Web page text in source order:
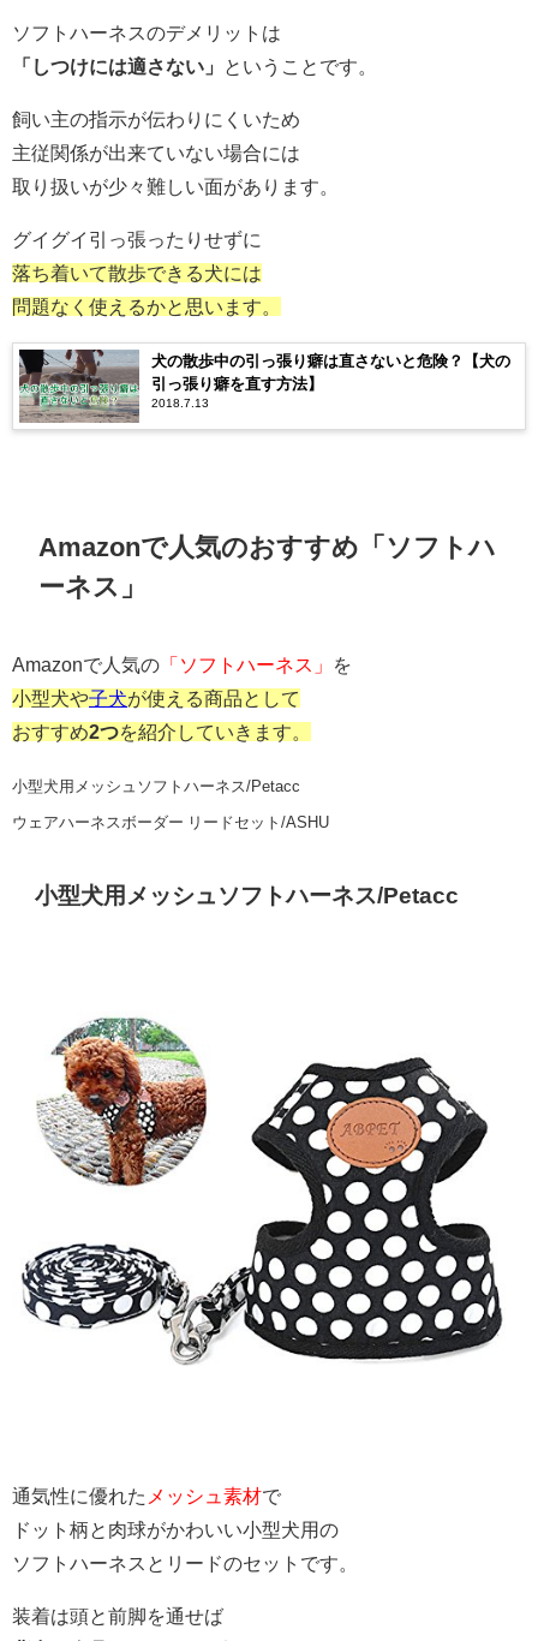
ソフトハーネスのデメリットは
「しつけには適さない」
ということです。
飼い主の指示が伝わりにくいため
主従関係が出来ていない場合には
取り扱いが少々難しい面があります。
グイグイ引っ張ったりせずに
落ち着いて散歩できる犬には
問題なく使えるかと思います。
犬の散歩中の引っ張り癖は直さないと危険？【犬の
引っ張り癖を直す方法】
2018.7.13
Amazonで人気のおすすめ「ソフトハ
ーネス」
Amazonで人気の 「ソフトハーネス」
を
小型犬や子犬が使える商品として
おすすめ2つを紹介していきます。
小型犬用メッシュソフトハーネス/Petacc
ウェアハーネスボーダー リードセット/ASHU
小型犬用メッシュソフトハーネス/Petacc
通気性に優れた メッシュ素材で
ドット柄と肉球がかわいい小型犬用の
ソフトハーネスとリードのセットです。
装着は頭と前脚を通せば